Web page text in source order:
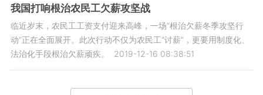
我国打响根治农民工欠薪攻坚战
临近岁末，农民工工资支付迎来高峰，一场“根治欠薪冬季攻坚行
动”正在全面展开。此次行动不仅为农民工“讨薪”，更要用制度化、
法治化手段根治欠薪顽疾。
2019-12-16 08:38:51